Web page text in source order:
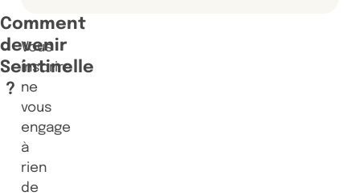
Comment
devenir
Seintinelle
?
Vous
inscrire
ne
vous
engage
à
rien
de